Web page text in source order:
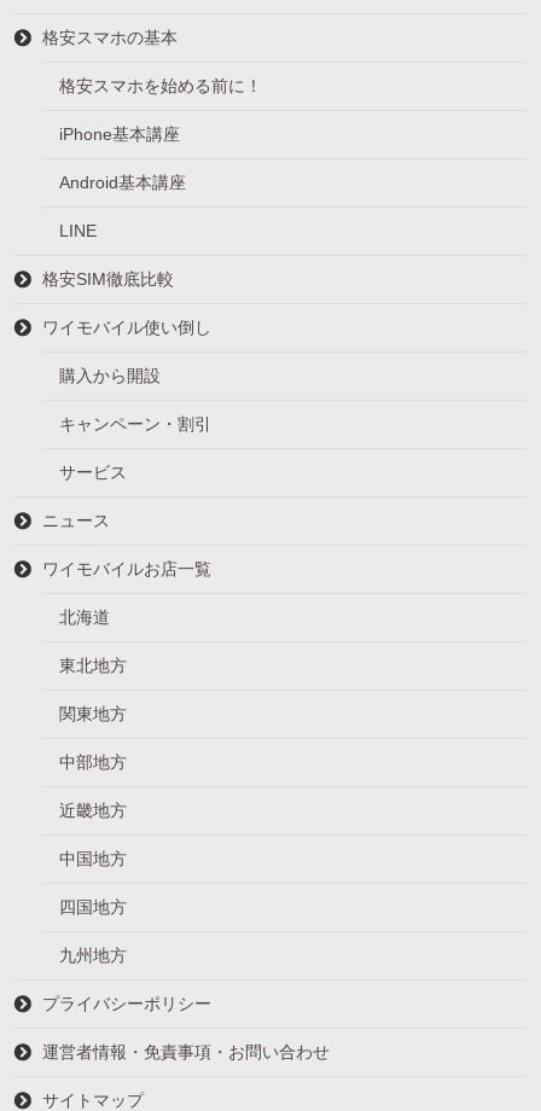
格安スマホの基本
格安スマホを始める前に！
iPhone基本講座
Android基本講座
LINE
格安SIM徹底比較
ワイモバイル使い倒し
購入から開設
キャンペーン・割引
サービス
ニュース
ワイモバイルお店一覧
北海道
東北地方
関東地方
中部地方
近畿地方
中国地方
四国地方
九州地方
プライバシーポリシー
運営者情報・免責事項・お問い合わせ
サイトマップ